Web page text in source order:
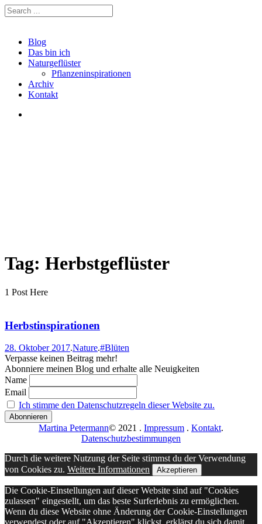
Blog
Das bin ich
Naturgeflüster
Pflanzeninspirationen
Archiv
Kontakt
Tag: Herbstgeflüster
1 Post Here
Herbstinspirationen
28. Oktober 2017.Nature.#Blüten
Verpasse keinen Beitrag mehr!
Abonniere meinen Blog und erhalte alle Neuigkeiten
Name
Email
Ich stimme den Datenschutzregeln dieser Website zu.
Martina Petermann© 2021 . Impressum . Kontakt.
Datenschutzbestimmungen
Durch die weitere Nutzung der Seite stimmst du der Verwendung
von Cookies zu. Weitere Informationen Akzeptieren
Die Cookie-Einstellungen auf dieser Website sind auf "Cookies
zulassen" eingestellt, um das beste Surferlebnis zu ermöglichen.
Wenn du diese Website ohne Änderung der Cookie-Einstellungen